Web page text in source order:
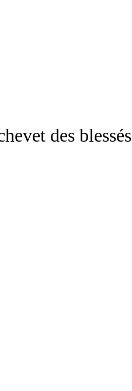
des blessés